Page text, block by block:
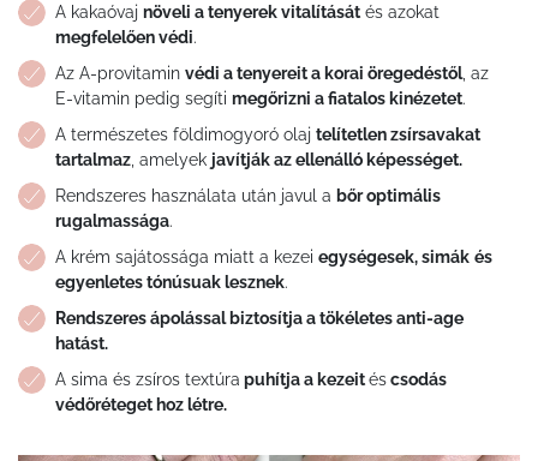
A kakaóvaj növeli a tenyerek vitalításátés azokat
megfelelően védi.
Az A-provitamin védi a tenyereit a korai öregedéstől, az
E-vitamin pedig segíti megőrizni a fiatalos kinézetet.
A természetes földimogyoró olaj telítetlen zsírsavakat
tartalmaz, amelyek javítják az ellenálló képességet.
Rendszeres használata után javul a bőr optimális
rugalmassága.
A krém sajátossága miatt a kezei egységesek, simák és
egyenletes tónúsuak lesznek.
Rendszeres ápolással biztosítja a tökéletes anti-age
hatást.
A sima és zsíros textúra puhítja a kezeitéscsodás
védőréteget hoz létre.